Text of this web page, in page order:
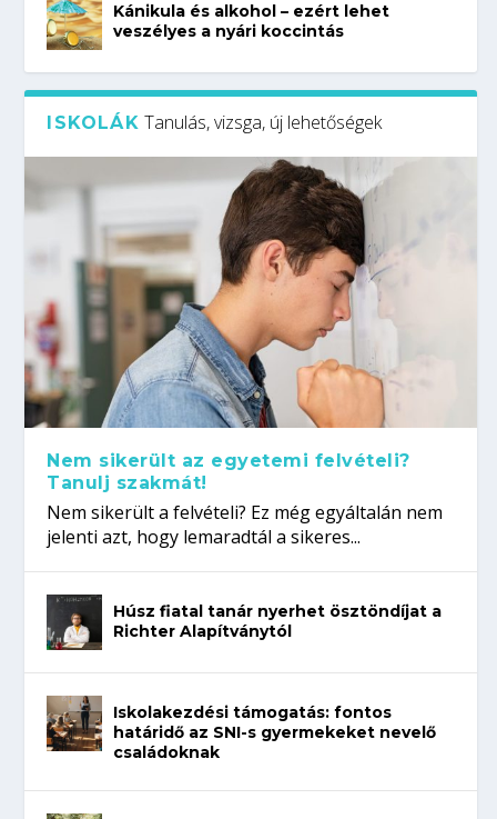
Kánikula és alkohol – ezért lehet
veszélyes a nyári koccintás
ISKOLÁK Tanulás, vizsga, új lehetőségek
Nem sikerült az egyetemi felvételi?
Tanulj szakmát!
Nem sikerült a felvételi? Ez még egyáltalán nem
jelenti azt, hogy lemaradtál a sikeres...
Húsz fiatal tanár nyerhet ösztöndíjat a
Richter Alapítványtól
Iskolakezdési támogatás: fontos
határidő az SNI-s gyermekeket nevelő
családoknak